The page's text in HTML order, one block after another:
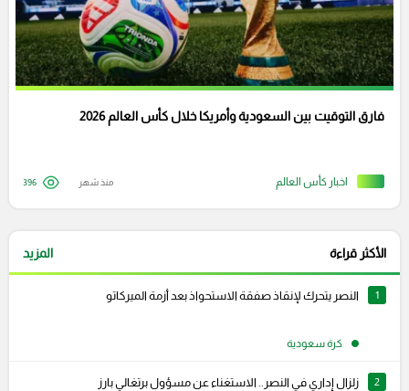
اخبار كأس العالم
فارق التوقيت بين السعودية وأمريكا خلال كأس العالم 2026
منذ شهر 396
الأكثر قراءة المزيد
1 النصر يتحرك لإنقاذ صفقة الاستحواذ بعد أزمة الميركاتو
كرة سعودية
2 زلزال إداري في النصر.. الاستغناء عن مسؤول برتغالي بارز